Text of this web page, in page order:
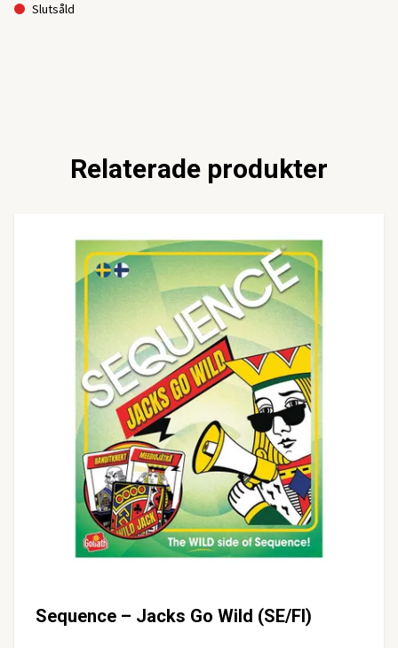
Slutsåld
Relaterade produkter
Sequence – Jacks Go Wild (SE/FI)